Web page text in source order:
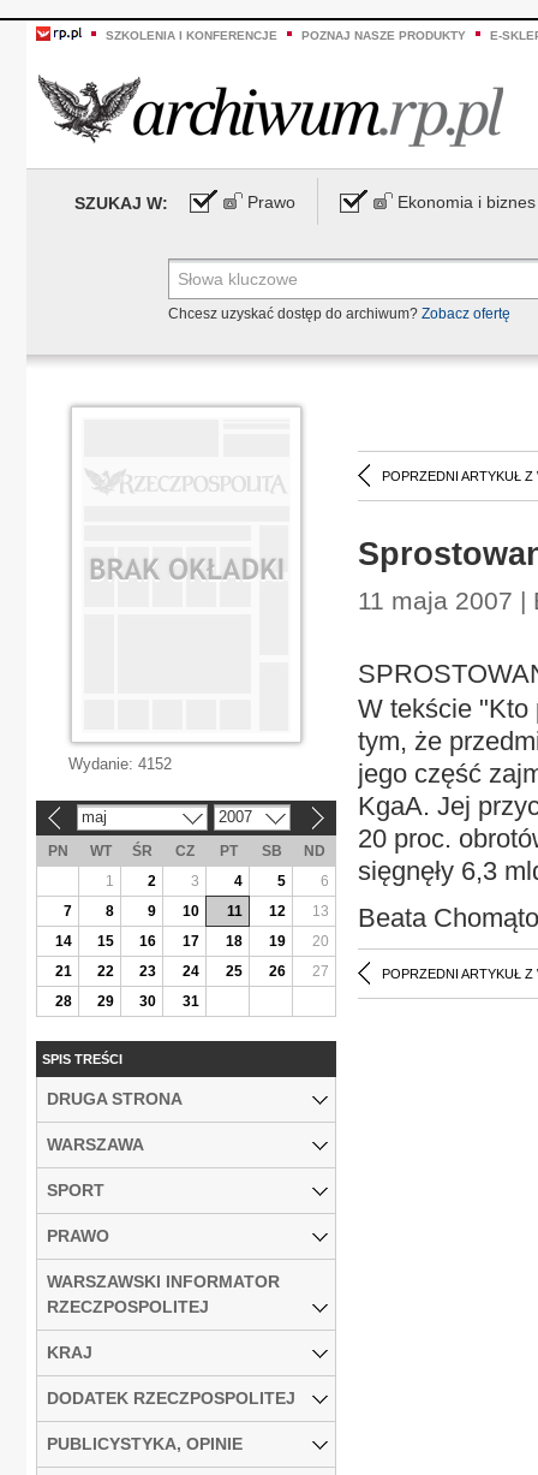
SZKOLENIA I KONFERENCJE POZNAJ NASZE PRODUKTY E-
SZUKAJ W: Prawo Ekonomia i biznes
Chcesz uzyskać dostęp do archiwum? Zobacz ofertę
POPRZEDNI ARTYKUŁ Z
11 maja 2007 |
W tekście "Kto
tym, że
jego część
KgaA. Jej
20 proc.
sięgnęły 6,3
Beata
POPRZEDNI ARTYKUŁ Z
Wydanie: 4152
maj 2007
PN WT ŚR CZ PT SB
ND
1
2 3 4 5
6
7
8 9 10 11 12
13
14
15 16 17 18 19
20
21
22 23 24 25 26
27
28
29 30 31
SPIS TREŚCI
DRUGA STRONA
WARSZAWA
SPORT
PRAWO
WARSZAWSKI INFORMATOR
RZECZPOSPOLITEJ
KRAJ
DODATEK RZECZPOSPOLITEJ
PUBLICYSTYKA, OPINIE